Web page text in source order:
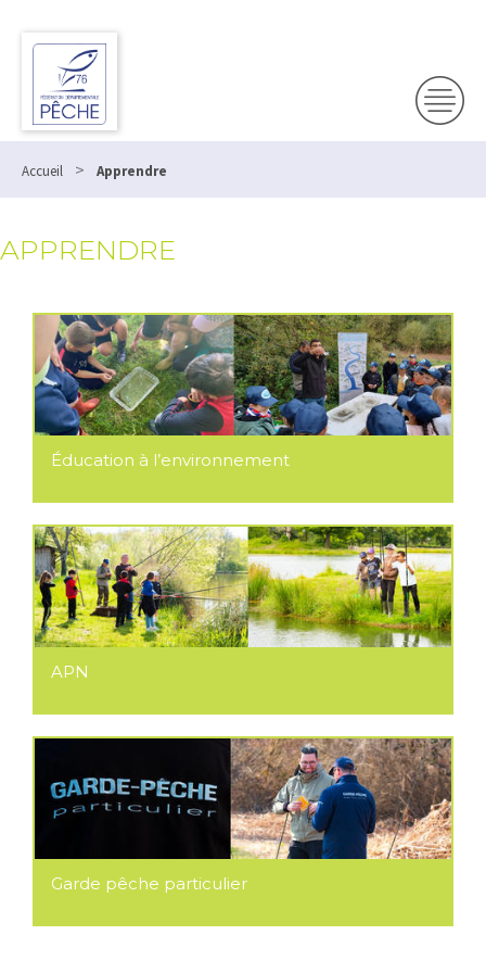
Accueil > Apprendre
APPRENDRE
Éducation à l’environnement
APN
Garde pêche particulier